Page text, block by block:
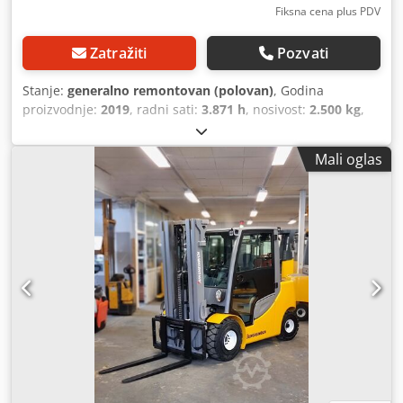
Fiksna cena plus PDV
Zatražiti Pozvati
Stanje: generalno remontovan (polovan), Godina
proizvodnje: 2019, radni sati: 3.871 h, nosivost: 2.500 kg,
, tačka opterećenja:
vrsta goriva:gas, tip jarma:triplex, građevinska visina:
, dužina viljuške:1.200 mm
, prazna masa vozila:
, FRIEDMANN VILJUŠKARI – OBNOVLJENI OD
STRANE STRUČNJAKA. ZA PROFESIONALCE U RADU Naši
viljuškari se tehnički obnavljaju prema FEM-4.004 normi i
aktuelnim standardima bezbednosti – za maksimalan
kvalitet i vašu sigurnost. Od šasije do baterije, preko
pogonskog sklopa, kočnica, upravljanja i elektrike – svako
vozilo se temeljno proverava i servisira. ✅ Proizvedeno u
Nemačkoj – sa odgovornošću i preciznošću ✅ Stroga
tehnička provera ✅ Dostupno više od 400 vozila ✅
Transport širom sveta i carinsko posredovanje ✅ Servis i
rezervni delovi po fer cenama ✅ Lična podrška – i nakon
kupovine Testirajte na licu mesta i dobijte savet – pronaći
Mali oglas